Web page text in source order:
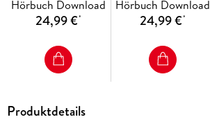
Hörbuch Download
24,99 €*
Hörbuch Download
24,99 €*
Produktdetails